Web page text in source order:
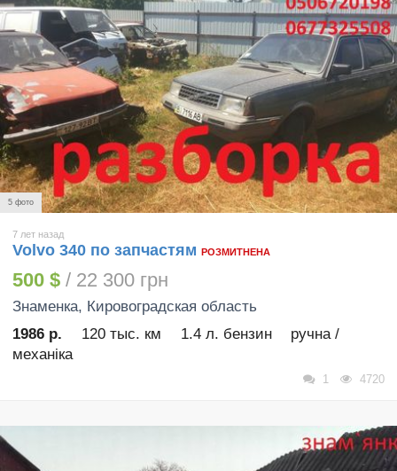
5 фото
7 лет назад
Volvo 340 по запчастям РОЗМИТНЕНА
500 $ / 22 300 грн
Знаменка, Кировоградская область
1986 р.
120 тыс. км 1.4 л. бензин
ручна /
механіка
1 4720